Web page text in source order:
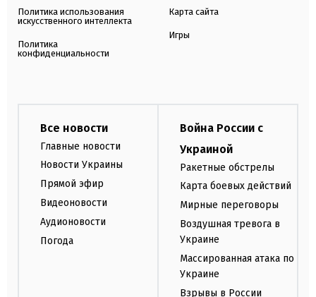
Политика использования
искусственного интеллекта
Политика
конфиденциальности
Карта сайта
Игры
Все новости
Главные новости
Новости Украины
Прямой эфир
Видеоновости
Аудионовости
Погода
Война России с
Украиной
Ракетные обстрелы
Карта боевых действий
Мирные переговоры
Воздушная тревога в
Украине
Массированная атака по
Украине
Взрывы в России